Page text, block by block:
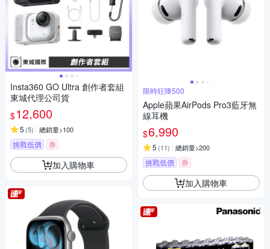
Insta360 GO Ultra 創作者套組
東城代理公司貨
$12,600
5 (5) 總銷量>100
挑戰低價 券
加入購物車
限時狂降500
Apple蘋果AirPods Pro3藍牙無
線耳機
$6,990
5 (11) 總銷量>200
挑戰低價 券
加入購物車